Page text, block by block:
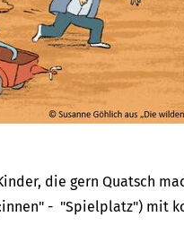
die gern Quatsch
- "Spielplatz") mit